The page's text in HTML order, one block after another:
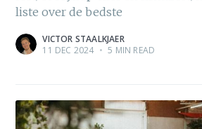
liste over de bedste
VICTOR STAALKJAER
11 DEC 2024 • 5 MIN READ